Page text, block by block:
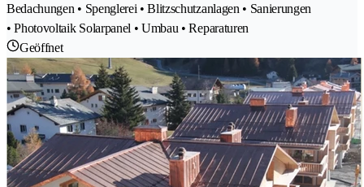
Bedachungen • Spenglerei • Blitzschutzanlagen • Sanierungen
• Photovoltaik Solarpanel • Umbau • Reparaturen
Geöffnet